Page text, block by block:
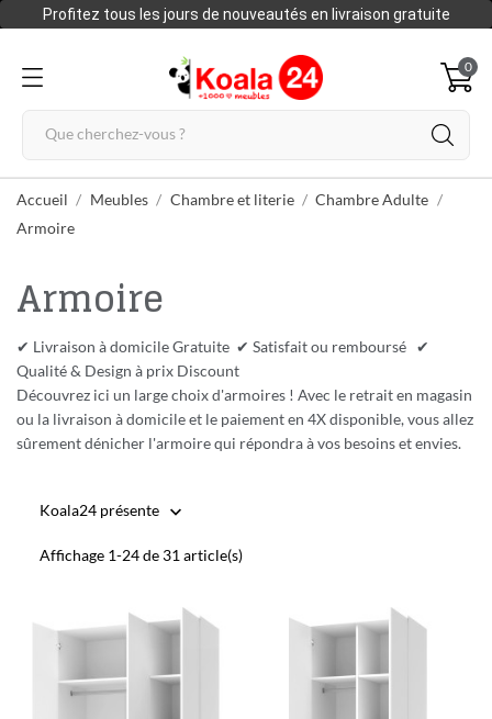
Profitez tous les jours de nouveautés en livraison gratuite
0
Accueil Meubles Chambre et literie
Chambre Adulte
Armoire
Armoire
✔ Livraison à domicile Gratuite ✔ Satisfait ou remboursé ✔
Qualité & Design à prix Discount
Découvrez ici un large choix d'armoires ! Avec le retrait en magasin
ou la livraison à domicile et le paiement en 4X disponible, vous allez
sûrement dénicher l'armoire qui répondra à vos besoins et envies.
Koala24 présente 
Affichage 1-24 de 31 article(s)